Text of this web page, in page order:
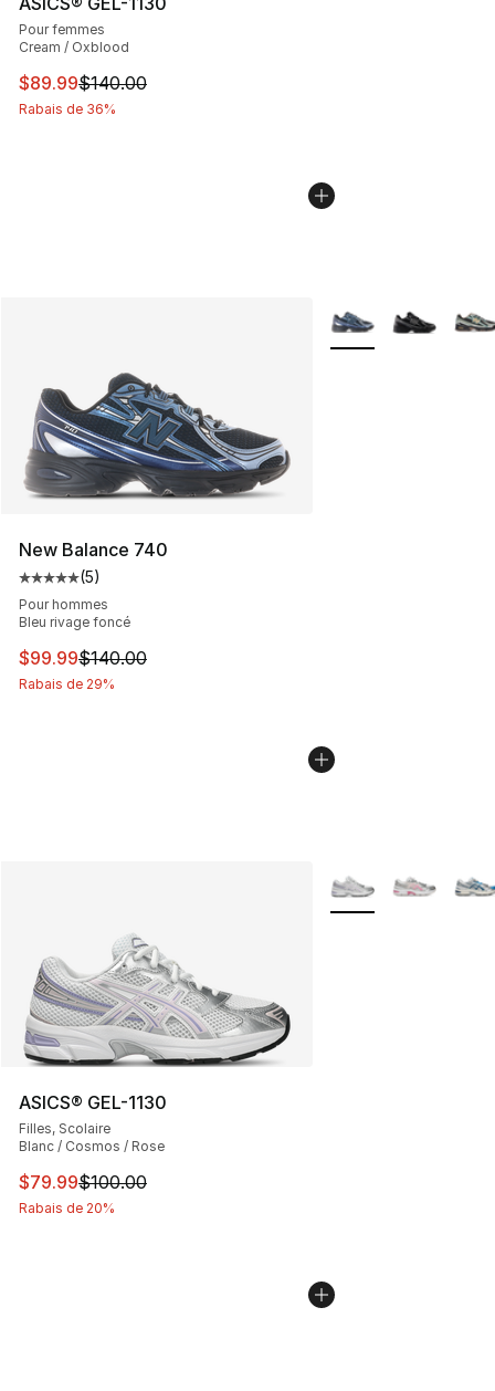
Pour femmes
Cream / Oxblood
Cet article est en solde. Le prix est passé de $140.00 à
$89.99$140.00
Rabais de 36%
New Balance 740
Cote moyenne du client - [5 sur 5 étoiles], 5
(5)
Pour hommes
Bleu rivage foncé
Cet article est en solde. Le prix est passé de $140.00 à
$99.99$140.00
Rabais de 29%
Plus de couleurs
ASICS® GEL-1130
Filles, Scolaire
Blanc / Cosmos / Rose
Cet article est en solde. Le prix est passé de $100.00 à
$79.99$100.00
Rabais de 20%
Plus de couleurs